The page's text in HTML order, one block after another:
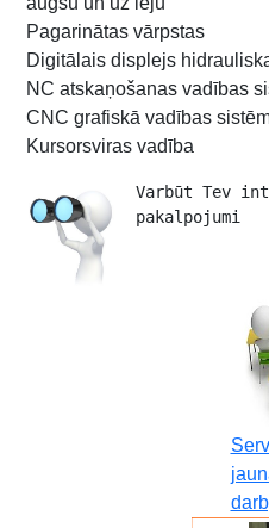
Pagarinātas vārpstas
Digitālais displejs
NC atskaņošanas vadības
CNC grafiskā vadības
Kursorsviras vadība
Varbūt Tev
pakalpojumi